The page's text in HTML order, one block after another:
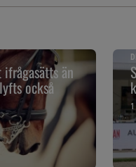
ifrågasätts än
också